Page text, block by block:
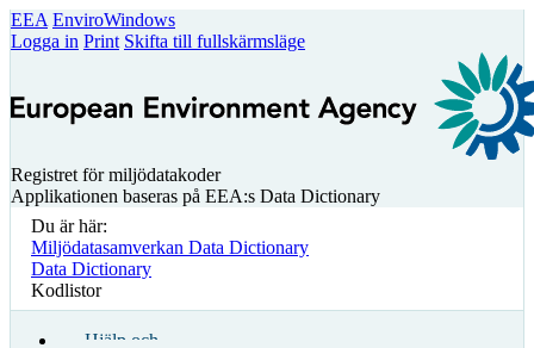
EEA EnviroWindows
Logga in Print Skifta till fullskärmsläge
Registret för miljödatakoder
Applikationen baseras på EEA:s Data Dictionary
Du är här:
Miljödatasamverkan Data Dictionary
Data Dictionary
Kodlistor
Hjälp och